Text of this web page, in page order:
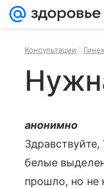
Консультации
анонимно
белые
прошло, но не